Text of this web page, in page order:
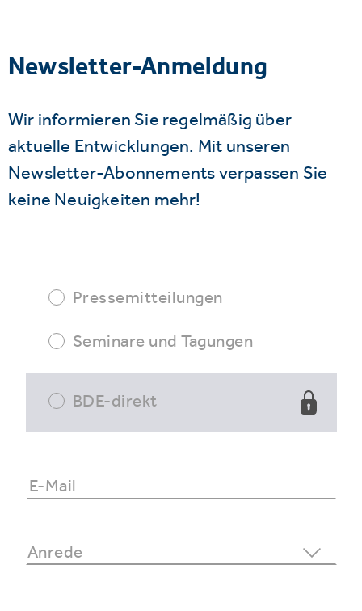
Newsletter-Anmeldung
Wir informieren Sie regelmäßig über
aktuelle Entwicklungen. Mit unseren
Newsletter-Abonnements verpassen Sie
keine Neuigkeiten mehr!
Pressemitteilungen
Seminare und Tagungen
BDE-direkt